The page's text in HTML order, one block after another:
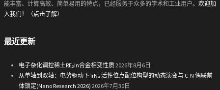
能丰富、计算高效、简单易用的特点，已经服务于众多的学术和工业用户。 欢迎加
入我们！（点击了解）
最近更新
电子杂化调控稀土RE₂In合金相变性质2026年8月6日
从单轴到双轴：电势驱动下 IrN₄ 活性位点配位构型的动态演变与 C-N 偶联前
体锁定(Nano Research 2026) 2026年7月30日